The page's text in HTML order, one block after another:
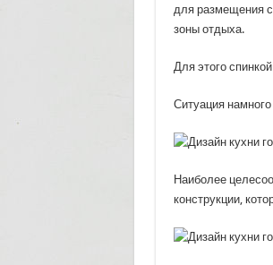
для размещения
зоны отдыха.
Для этого
Ситуация
Наиболее
конструкции,